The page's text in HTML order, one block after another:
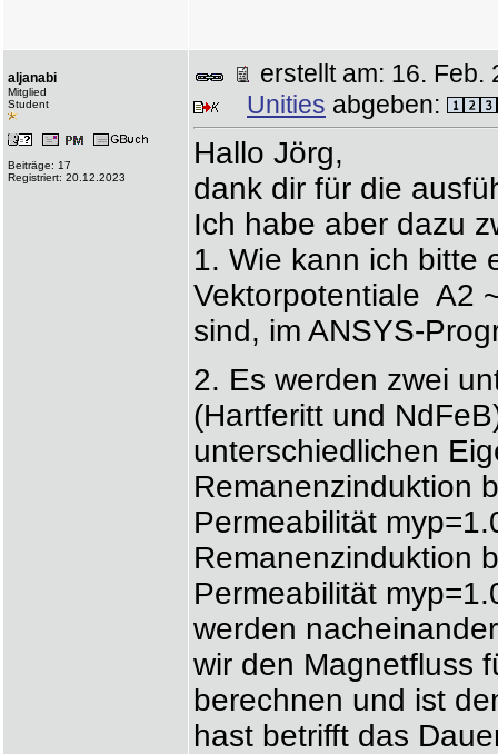
aljanabi
Mitglied
Student
Beiträge: 17
Registriert: 20.12.2023
erstellt am: 16.
Unities abgeben:
Hallo Jörg,
dank dir für die
Ich habe aber dazu
1. Wie kann ich bitte
Vektorpotentiale A2
sind, im ANSYS-
2. Es werden zwei
(Hartferitt und
unterschiedlichen
Remanenzinduktion
Permeabilität
Remanenzinduktion
Permeabilität
werden
wir den Magnetfluss
berechnen und ist
hast betrifft das